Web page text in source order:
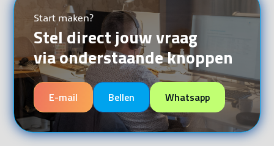
Start maken?
Stel direct jouw vraag
via onderstaande knoppen
E-mail Bellen Whatsapp